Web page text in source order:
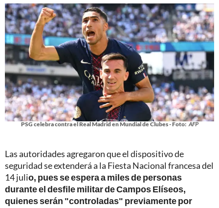
PSG celebra contra el Real Madrid en Mundial de Clubes - Foto: AFP
Las autoridades agregaron que el dispositivo de
seguridad se extenderá a la Fiesta Nacional francesa del
14 julio, pues se espera a miles de personas
durante el desfile militar de Campos Elíseos,
quienes serán "controladas" previamente por